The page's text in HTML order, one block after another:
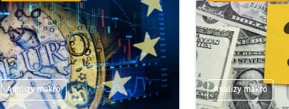
Analizy makro Analizy makro